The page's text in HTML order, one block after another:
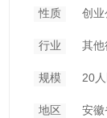
性质 创业
行业 其他
规模 20
地区 安徽